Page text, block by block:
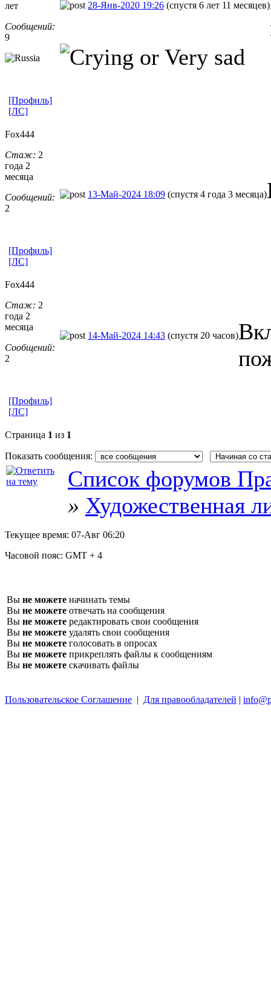
лет
Сообщений:
9
28-Янв-2020 19:26 (спустя 6 лет 11 месяцев)
[Профиль]
[ЛС]
Fox444
Стаж: 2
года 2
месяца
Сообщений:
2
13-Май-2024 18:09 (спустя 4 года 3 месяца)
[Профиль]
[ЛС]
Fox444
Стаж: 2
года 2
месяца
Сообщений:
2
14-Май-2024 14:43 (спустя 20 часов)
[Профиль]
[ЛС]
Страница 1 из 1
Показать сообщения:
Список форумов
» Художественная
Текущее время: 07-Авг 06:20
Часовой пояс: GMT + 4
Вы не можете начинать темы
Вы не можете отвечать на сообщения
Вы не можете редактировать свои сообщения
Вы не можете удалять свои сообщения
Вы не можете голосовать в опросах
Вы не можете прикреплять файлы к сообщениям
Вы не можете скачивать файлы
Пользовательское Соглашение | Для правообладателей |